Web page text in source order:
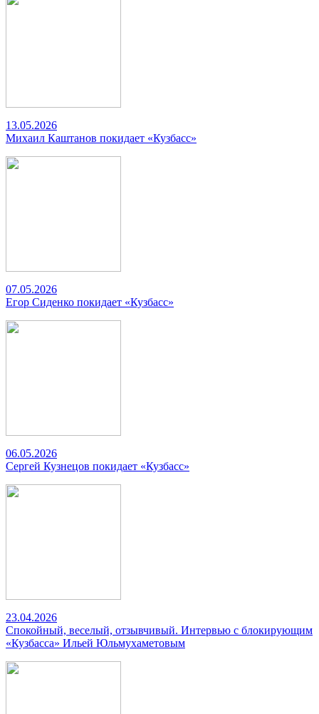
13.05.2026
Михаил Каштанов покидает «Кузбасс»
07.05.2026
Егор Сиденко покидает «Кузбасс»
06.05.2026
Сергей Кузнецов покидает «Кузбасс»
23.04.2026
Спокойный, веселый, отзывчивый. Интервью с блокирующим
«Кузбасса» Ильей Юльмухаметовым